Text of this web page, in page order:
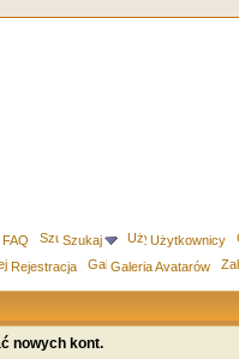
FAQ Szukaj Użytkownicy
Rejestracja
Galeria Avatarów
nowych kont.